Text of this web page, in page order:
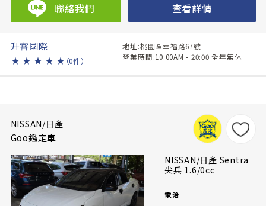
聯絡我們 查看詳情
升睿國際
★ ★ ★ ★ ★ （0件）
地址:桃園區幸福路67號
營業時間:10:00AM - 20:00 全年無休
NISSAN/日產
Goo鑑定車
NISSAN/日產 Sentra
尖兵 1.6/0cc
電洽